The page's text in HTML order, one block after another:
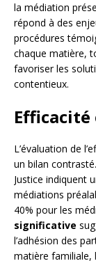
la médiation
répond à des
procédures
chaque matière,
favoriser les
contentieux.
L’évaluation de
un bilan
Justice indiquent
médiations
40% pour les
significative
l’adhésion des
matière familiale,